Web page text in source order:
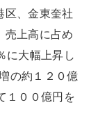
区、金東奎社
売上高に占め
に大幅上昇し
の約１２０億
１００億円を